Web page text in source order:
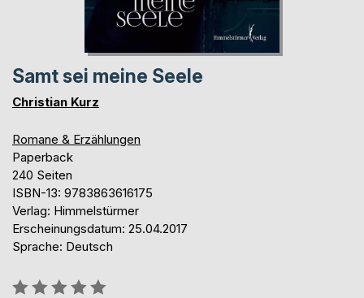
Samt sei meine Seele
Christian Kurz
Romane & Erzählungen
Paperback
240 Seiten
ISBN-13: 9783863616175
Verlag: Himmelstürmer
Erscheinungsdatum: 25.04.2017
Sprache: Deutsch
Bewertung::